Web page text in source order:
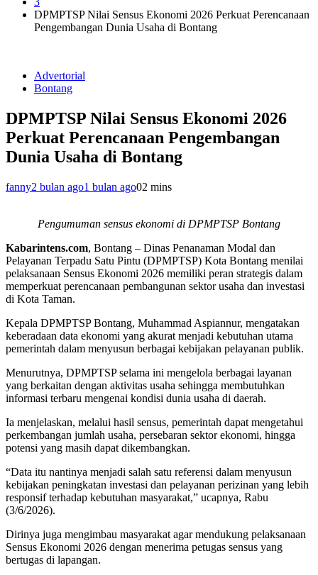
DPMPTSP Nilai Sensus Ekonomi 2026 Perkuat Perencanaan
Pengembangan Dunia Usaha di Bontang
Advertorial
Bontang
DPMPTSP Nilai Sensus Ekonomi 2026
Perkuat Perencanaan Pengembangan
Dunia Usaha di Bontang
fanny2 bulan ago1 bulan ago02 mins
Pengumuman sensus ekonomi di DPMPTSP Bontang
Kabarintens.com, Bontang – Dinas Penanaman Modal dan
Pelayanan Terpadu Satu Pintu (DPMPTSP) Kota Bontang menilai
pelaksanaan Sensus Ekonomi 2026 memiliki peran strategis dalam
memperkuat perencanaan pembangunan sektor usaha dan investasi
di Kota Taman.
Kepala DPMPTSP Bontang, Muhammad Aspiannur, mengatakan
keberadaan data ekonomi yang akurat menjadi kebutuhan utama
pemerintah dalam menyusun berbagai kebijakan pelayanan publik.
Menurutnya, DPMPTSP selama ini mengelola berbagai layanan
yang berkaitan dengan aktivitas usaha sehingga membutuhkan
informasi terbaru mengenai kondisi dunia usaha di daerah.
Ia menjelaskan, melalui hasil sensus, pemerintah dapat mengetahui
perkembangan jumlah usaha, persebaran sektor ekonomi, hingga
potensi yang masih dapat dikembangkan.
“Data itu nantinya menjadi salah satu referensi dalam menyusun
kebijakan peningkatan investasi dan pelayanan perizinan yang lebih
responsif terhadap kebutuhan masyarakat,” ucapnya, Rabu
(3/6/2026).
Dirinya juga mengimbau masyarakat agar mendukung pelaksanaan
Sensus Ekonomi 2026 dengan menerima petugas sensus yang
bertugas di lapangan.